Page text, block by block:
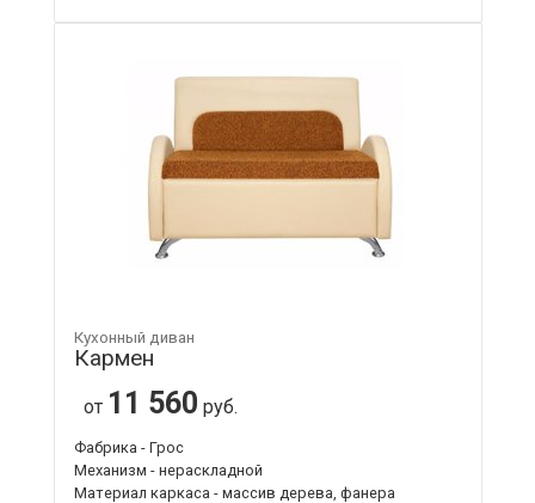
Кухонный диван
Кармен
от 11 560 руб.
Фабрика - Грос
Механизм - нераскладной
Материал каркаса - массив дерева, фанера